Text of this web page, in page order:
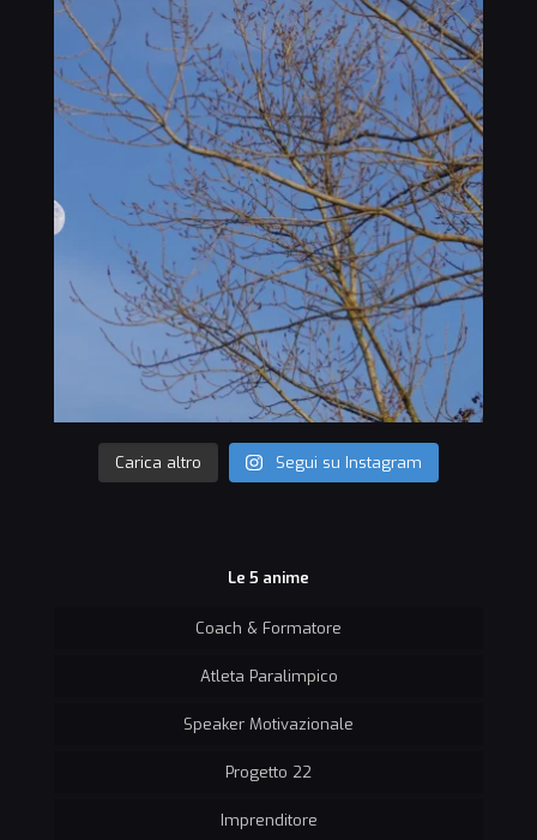
Carica altro Segui su Instagram
Le 5 anime
Coach & Formatore
Atleta Paralimpico
Speaker Motivazionale
Progetto 22
Imprenditore